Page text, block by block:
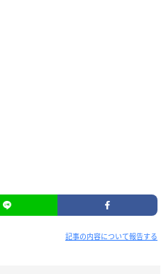
記事の内容について報告する